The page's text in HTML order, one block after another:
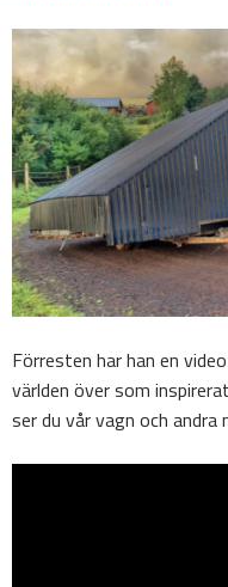
Förresten har han en
världen över som
ser du vår vagn och andra